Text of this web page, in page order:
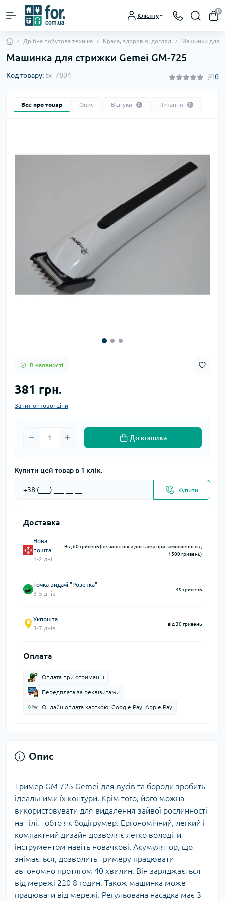
Клієнту
0
Дрібна побутова техніка Краса, здоров'я, догляд Машинки для
Машинка для стрижки Gemei GM-725
Код товару: tx_7804 0
Все про товар Опис Відгуки 0 Питання 0
В наявності
381 грн.
Запит оптової ціни
До кошика
Купити цей товар в 1 клік:
Купити
Доставка
Нова
пошта
1-2 дні
Від 60 гривень (Безкоштовна доставка при замовленні від
1500 гривень)
Точка видачі "Розетка"
3-5 днів
49 гривень
Укпошта
3-7 днів
від 30 гривень
Оплата
Оплата при отриманні
Передплата за реквізитами
Онлайн оплата карткою: Google Pay, Apple Pay
Опис
Тример GM 725 Gemei для вусів та бороди зробить
ідеальними їх контури. Крім того, його можна
використовувати для видалення зайвої рослинності
на тілі, тобто як бодігрумер. Ергономічний, легкий і
компактний дизайн дозволяє легко володіти
інструментом навіть новачкові. Акумулятор, що
знімається, дозволить тримеру працювати
автономно протягом 40 хвилин. Він заряджається
від мережі 220 8 годин. Також машинка може
працювати від мережі. Регульована насадка має 3